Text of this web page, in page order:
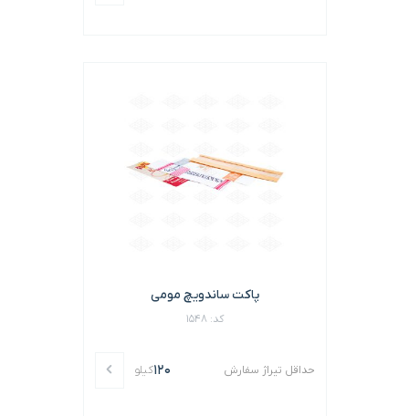
پاکت ساندویچ مومی
کد: 1548
حداقل تیراژ سفارش 120کیلو